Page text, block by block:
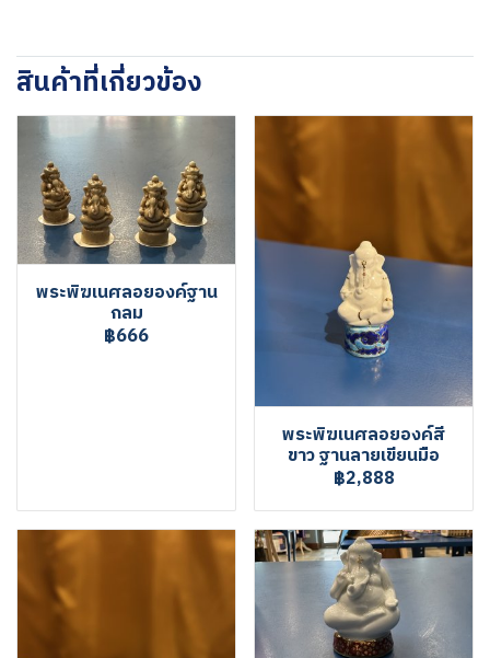
สินค้าที่เกี่ยวข้อง
พระพิฆเนศลอยองค์ฐาน
กลม
฿666
พระพิฆเนศลอยองค์สี
ขาว ฐานลายเขียนมือ
฿2,888